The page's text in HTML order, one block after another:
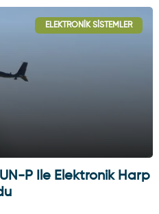
ELEKTRONIK SISTEMLER
P Ile Elektronik Harp